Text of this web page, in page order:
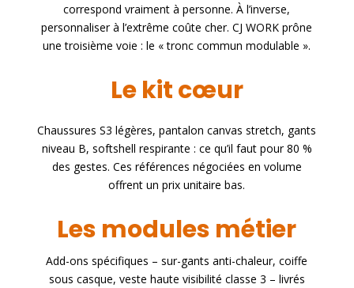
correspond vraiment à personne. À l’inverse,
personnaliser à l’extrême coûte cher. CJ WORK prône
une troisième voie : le « tronc commun modulable ».
Le kit cœur
Chaussures S3 légères, pantalon canvas stretch, gants
niveau B, softshell respirante : ce qu’il faut pour 80 %
des gestes. Ces références négociées en volume
offrent un prix unitaire bas.
Les modules métier
Add-ons spécifiques – sur-gants anti-chaleur, coiffe
sous casque, veste haute visibilité classe 3 – livrés